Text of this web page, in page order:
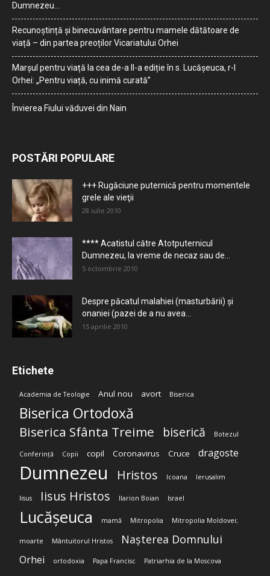
Dumnezeu…
Recunoștință și binecuvântare pentru mamele dătătoare de
viață – din partea preoților Vicariatului Orhei
Marșul pentru viață la cea de-a II-a ediție în s. Lucășeuca, r-l
Orhei: „Pentru viață, cu inimă curată”
Învierea Fiului văduvei din Nain
POSTĂRI POPULARE
+++ Rugăciune puternică pentru momentele
grele ale vieţii
28 iulie 2010
**** Acatistul către Atotputernicul
Dumnezeu, la vreme de necaz sau de...
5 octombrie 2010
Despre păcatul malahiei (masturbării) şi
onaniei (pazei de a nu avea...
15 aprilie 2010
Etichete
Academia de Teologie Anul nou avort Biserica
Biserica Ortodoxă
Biserica Sfânta Treime biserică Botezul
Conferință Copii copil Coronavirus Cruce dragoste
Dumnezeu Hristos Icoana Ierusalim
Iisus Iisus Hristos Ilarion Boian Israel
Lucășeuca mamă Mitropolia Mitropolia Moldovei;
moarte Mântuitorul Hristos Nașterea Domnului
Orhei ortodoxia Papa Francisc Patriarhia de la Moscova